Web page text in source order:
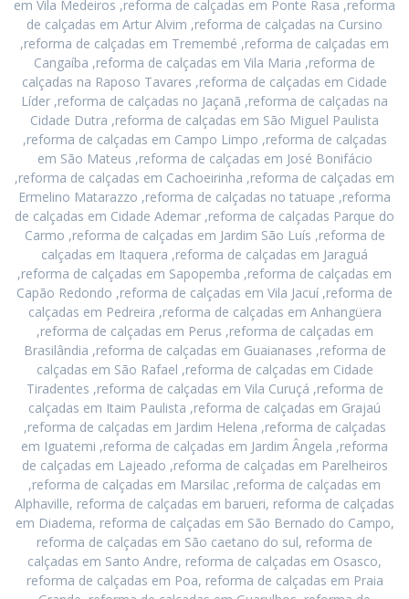
em Vila Medeiros ,reforma de calçadas em Ponte Rasa ,reforma
de calçadas em Artur Alvim ,reforma de calçadas na Cursino
,reforma de calçadas em Tremembé ,reforma de calçadas em
Cangaíba ,reforma de calçadas em Vila Maria ,reforma de
calçadas na Raposo Tavares ,reforma de calçadas em Cidade
Líder ,reforma de calçadas no Jaçanã ,reforma de calçadas na
Cidade Dutra ,reforma de calçadas em São Miguel Paulista
,reforma de calçadas em Campo Limpo ,reforma de calçadas
em São Mateus ,reforma de calçadas em José Bonifácio
,reforma de calçadas em Cachoeirinha ,reforma de calçadas em
Ermelino Matarazzo ,reforma de calçadas no tatuape ,reforma
de calçadas em Cidade Ademar ,reforma de calçadas Parque do
Carmo ,reforma de calçadas em Jardim São Luís ,reforma de
calçadas em Itaquera ,reforma de calçadas em Jaraguá
,reforma de calçadas em Sapopemba ,reforma de calçadas em
Capão Redondo ,reforma de calçadas em Vila Jacuí ,reforma de
calçadas em Pedreira ,reforma de calçadas em Anhangüera
,reforma de calçadas em Perus ,reforma de calçadas em
Brasilândia ,reforma de calçadas em Guaianases ,reforma de
calçadas em São Rafael ,reforma de calçadas em Cidade
Tiradentes ,reforma de calçadas em Vila Curuçá ,reforma de
calçadas em Itaim Paulista ,reforma de calçadas em Grajaú
,reforma de calçadas em Jardim Helena ,reforma de calçadas
em Iguatemi ,reforma de calçadas em Jardim Ângela ,reforma
de calçadas em Lajeado ,reforma de calçadas em Parelheiros
,reforma de calçadas em Marsilac ,reforma de calçadas em
Alphaville, reforma de calçadas em barueri, reforma de calçadas
em Diadema, reforma de calçadas em São Bernado do Campo,
reforma de calçadas em São caetano do sul, reforma de
calçadas em Santo Andre, reforma de calçadas em Osasco,
reforma de calçadas em Poa, reforma de calçadas em Praia